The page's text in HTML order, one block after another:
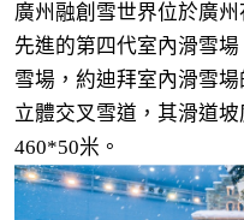
廣州融創雪世界位於廣
先進的第四代室內滑雪
雪場，約迪拜室內滑雪
立體交叉雪道，其滑道
460*50米。